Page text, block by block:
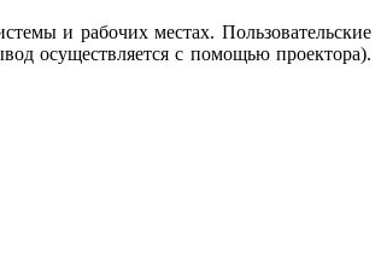
и рабочих местах. Пользовательские
осуществляется с помощью проектора).